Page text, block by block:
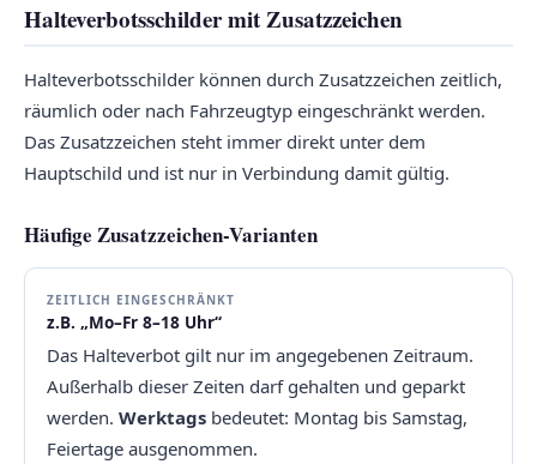
Halteverbotsschilder mit Zusatzzeichen
Halteverbotsschilder können durch Zusatzzeichen zeitlich,
räumlich oder nach Fahrzeugtyp eingeschränkt werden.
Das Zusatzzeichen steht immer direkt unter dem
Hauptschild und ist nur in Verbindung damit gültig.
Häufige Zusatzzeichen-Varianten
ZEITLICH EINGESCHRÄNKT
z.B. „Mo–Fr 8–18 Uhr“
Das Halteverbot gilt nur im angegebenen Zeitraum.
Außerhalb dieser Zeiten darf gehalten und geparkt
werden. Werktags bedeutet: Montag bis Samstag,
Feiertage ausgenommen.